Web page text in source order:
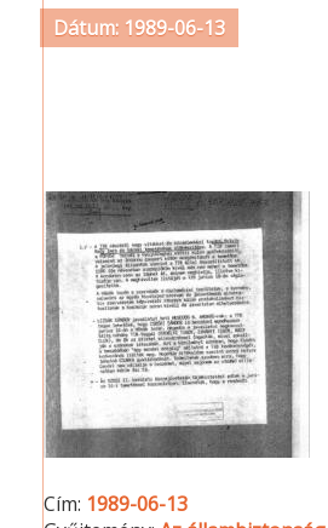
Dátum: 1989-06-13
Cím: 1989-06-13